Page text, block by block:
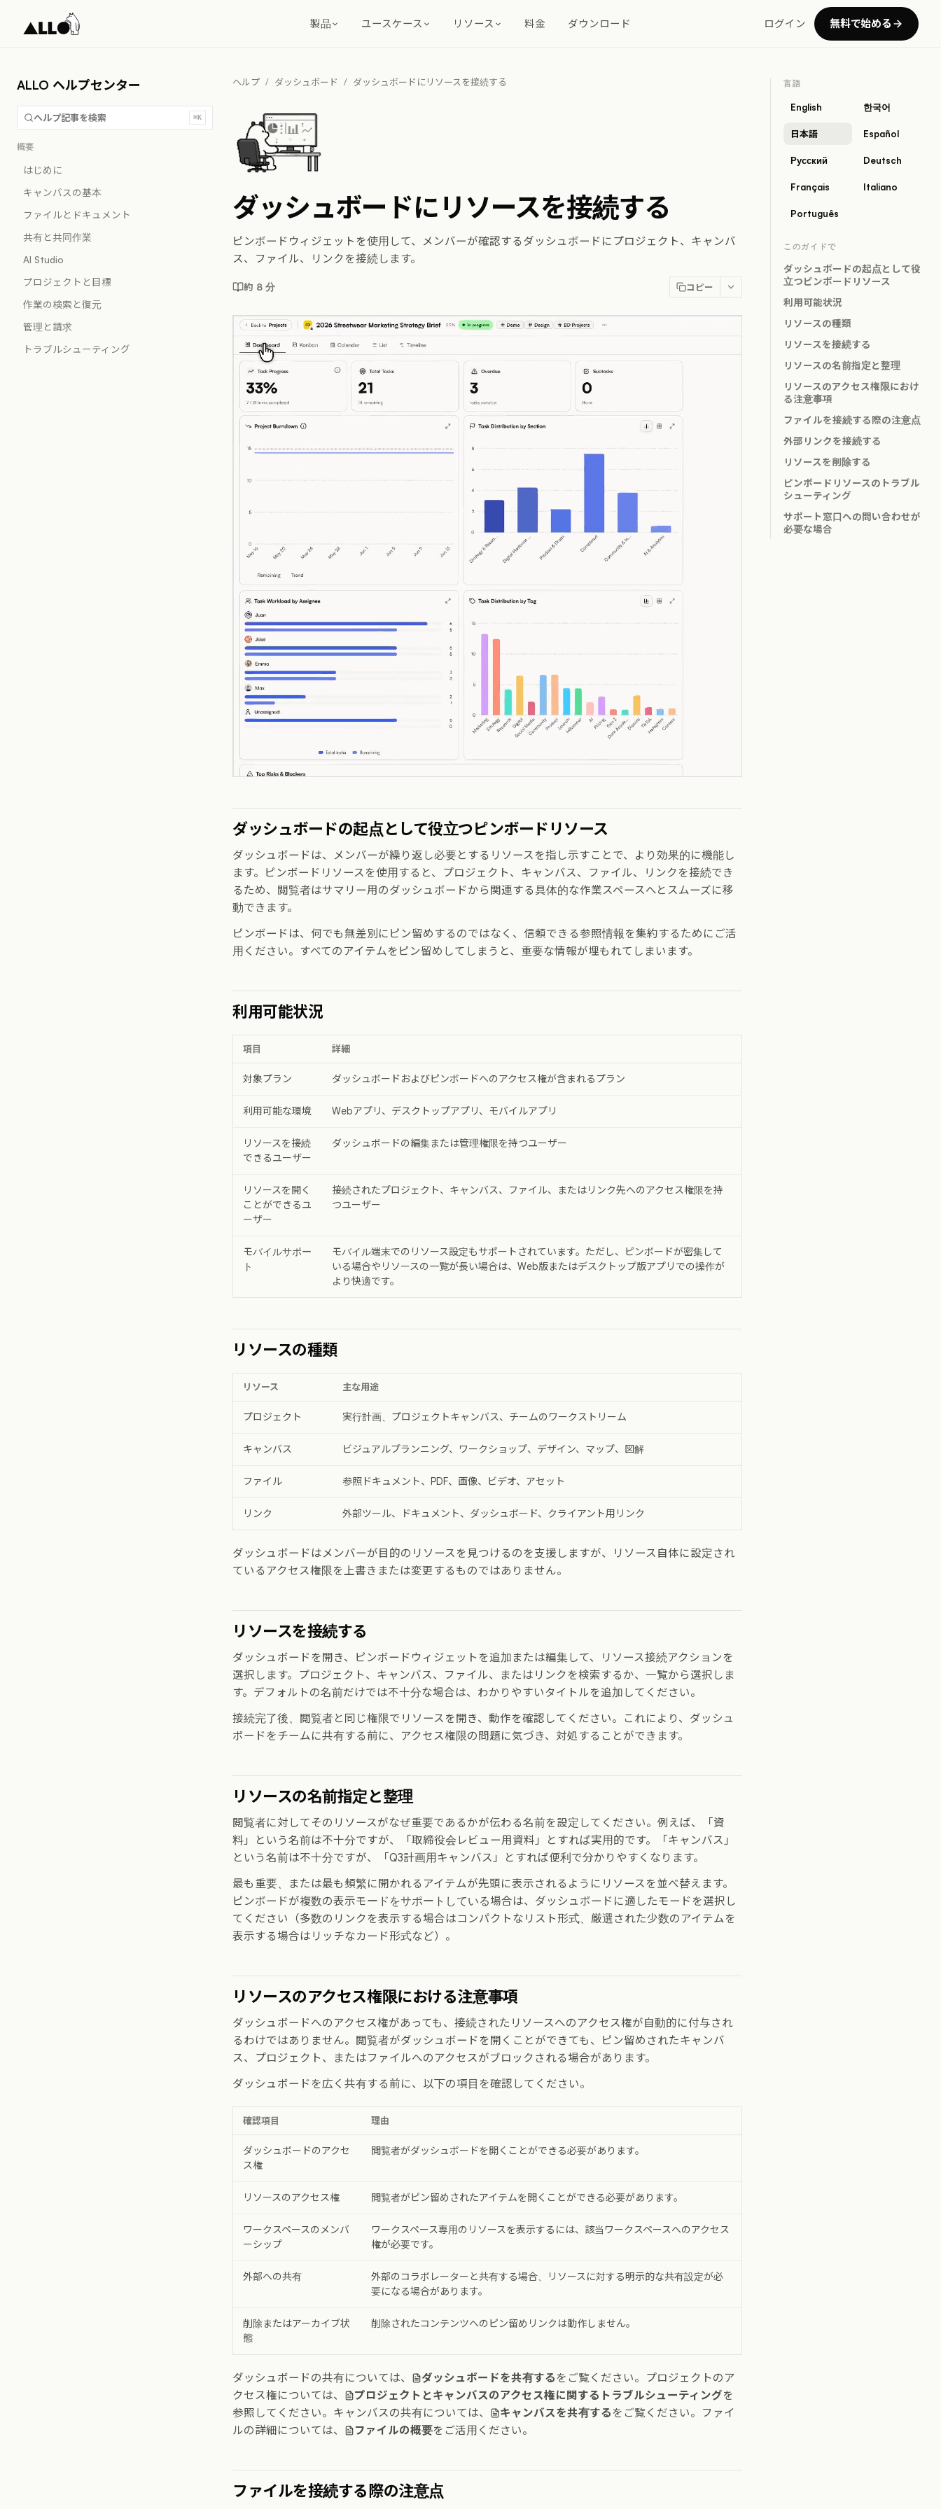
製品 ユースケース リソース 料金 ダウンロード ログイン 無料で始める
ALLO ヘルプセンター
ヘルプ記事を検索 ⌘K
概要
はじめに
キャンバスの基本
ファイルとドキュメント
共有と共同作業
AI Studio
プロジェクトと目標
作業の検索と復元
管理と請求
トラブルシューティング
ヘルプ / ダッシュボード / ダッシュボードにリソースを接続する
ダッシュボードにリソースを接続する
ピンボードウィジェットを使用して、メンバーが確認するダッシュボードにプロジェクト、キャンバ
ス、ファイル、リンクを接続します。
約 8 分 コピー
ダッシュボードの起点として役立つピンボードリソース
ダッシュボードは、メンバーが繰り返し必要とするリソースを指し示すことで、より効果的に機能し
ます。ピンボードリソースを使用すると、プロジェクト、キャンバス、ファイル、リンクを接続でき
るため、閲覧者はサマリー用のダッシュボードから関連する具体的な作業スペースへとスムーズに移
動できます。
ピンボードは、何でも無差別にピン留めするのではなく、信頼できる参照情報を集約するためにご活
用ください。すべてのアイテムをピン留めしてしまうと、重要な情報が埋もれてしまいます。
利用可能状況
項目 詳細
対象プラン ダッシュボードおよびピンボードへのアクセス権が含まれるプラン
利用可能な環境 Webアプリ、デスクトップアプリ、モバイルアプリ
リソースを接続
できるユーザー
ダッシュボードの編集または管理権限を持つユーザー
リソースを開く
ことができるユ
ーザー
接続されたプロジェクト、キャンバス、ファイル、またはリンク先へのアクセス権限を持
つユーザー
モバイルサポー
ト
モバイル端末でのリソース設定もサポートされています。ただし、ピンボードが密集して
いる場合やリソースの一覧が長い場合は、Web版またはデスクトップ版アプリでの操作が
より快適です。
リソースの種類
リソース 主な用途
プロジェクト 実行計画、プロジェクトキャンバス、チームのワークストリーム
キャンバス ビジュアルプランニング、ワークショップ、デザイン、マップ、図解
ファイル 参照ドキュメント、PDF、画像、ビデオ、アセット
リンク 外部ツール、ドキュメント、ダッシュボード、クライアント用リンク
ダッシュボードはメンバーが目的のリソースを見つけるのを支援しますが、リソース自体に設定され
ているアクセス権限を上書きまたは変更するものではありません。
リソースを接続する
ダッシュボードを開き、ピンボードウィジェットを追加または編集して、リソース接続アクションを
選択します。プロジェクト、キャンバス、ファイル、またはリンクを検索するか、一覧から選択しま
す。デフォルトの名前だけでは不十分な場合は、わかりやすいタイトルを追加してください。
接続完了後、閲覧者と同じ権限でリソースを開き、動作を確認してください。これにより、ダッシュ
ボードをチームに共有する前に、アクセス権限の問題に気づき、対処することができます。
リソースの名前指定と整理
閲覧者に対してそのリソースがなぜ重要であるかが伝わる名前を設定してください。例えば、「資
料」という名前は不十分ですが、「取締役会レビュー用資料」とすれば実用的です。「キャンバス」
という名前は不十分ですが、「Q3計画用キャンバス」とすれば便利で分かりやすくなります。
最も重要、または最も頻繁に開かれるアイテムが先頭に表示されるようにリソースを並べ替えます。
ピンボードが複数の表示モードをサポートしている場合は、ダッシュボードに適したモードを選択し
てください（多数のリンクを表示する場合はコンパクトなリスト形式、厳選された少数のアイテムを
表示する場合はリッチなカード形式など）。
リソースのアクセス権限における注意事項
ダッシュボードへのアクセス権があっても、接続されたリソースへのアクセス権が自動的に付与され
るわけではありません。閲覧者がダッシュボードを開くことができても、ピン留めされたキャンバ
ス、プロジェクト、またはファイルへのアクセスがブロックされる場合があります。
ダッシュボードを広く共有する前に、以下の項目を確認してください。
確認項目 理由
ダッシュボードのアクセ
ス権
閲覧者がダッシュボードを開くことができる必要があります。
リソースのアクセス権 閲覧者がピン留めされたアイテムを開くことができる必要があります。
ワークスペースのメンバ
ーシップ
ワークスペース専用のリソースを表示するには、該当ワークスペースへのアクセス
権が必要です。
外部への共有
外部のコラボレーターと共有する場合、リソースに対する明示的な共有設定が必
要になる場合があります。
削除またはアーカイブ状
態
削除されたコンテンツへのピン留めリンクは動作しません。
ダッシュボードの共有については、 ダッシュボードを共有する をご覧ください。プロジェクトのア
クセス権については、
プロジェクトとキャンバスのアクセス権に関するトラブルシューティングを
参照してください。キャンバスの共有については、
キャンバスを共有する をご覧ください。ファイ
ルの詳細については、
ファイルの概要をご活用ください。
ファイルを接続する際の注意点
言語
English 한국어
日本語 Español
Русский Deutsch
Français Italiano
Português
このガイドで
ダッシュボードの起点として役
立つピンボードリソース
利用可能状況
リソースの種類
リソースを接続する
リソースの名前指定と整理
リソースのアクセス権限におけ
る注意事項
ファイルを接続する際の注意点
外部リンクを接続する
リソースを削除する
ピンボードリソースのトラブル
シューティング
サポート窓口への問い合わせが
必要な場合